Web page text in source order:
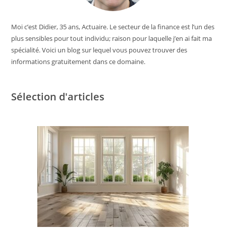
Moi c’est Didier, 35 ans, Actuaire. Le secteur de la finance est l’un des
plus sensibles pour tout individu; raison pour laquelle j’en ai fait ma
spécialité. Voici un blog sur lequel vous pouvez trouver des
informations gratuitement dans ce domaine.
Sélection d'articles